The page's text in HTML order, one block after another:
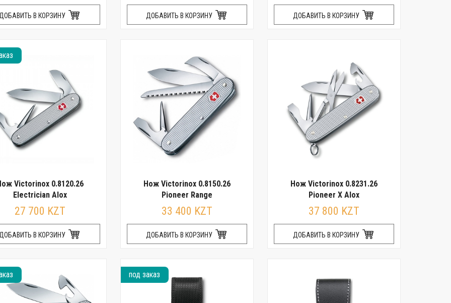
В КОРЗИНУ ДОБАВИТЬ В КОРЗИНУ ДОБАВИТЬ В КОРЗИНУ
Victorinox 0.8120.26
Electrician Alox
27 700 KZT
В КОРЗИНУ
Нож Victorinox 0.8150.26
Pioneer Range
33 400 KZT
ДОБАВИТЬ В КОРЗИНУ
Нож Victorinox 0.8231.26
Pioneer X Alox
37 800 KZT
ДОБАВИТЬ В КОРЗИНУ
под заказ